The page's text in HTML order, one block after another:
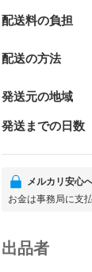
配送料の負担
配送の方法
発送元の地域
発送までの日数
メルカリ安心
お金は事務局に支
出品者